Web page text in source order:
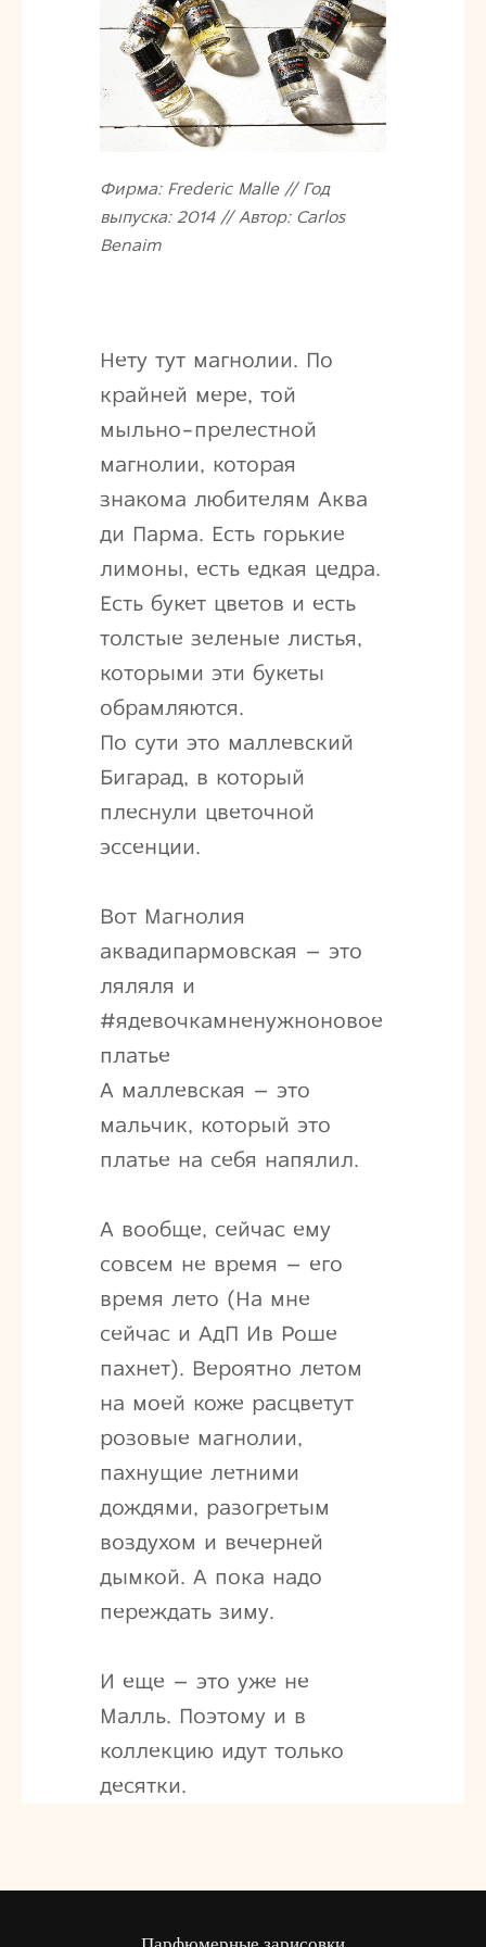
Фирма: Frederic Malle // Год
выпуска: 2014 // Автор: Carlos
Benaim
Нету тут магнолии. По
крайней мере, той
мыльно-прелестной
магнолии, которая
знакома любителям Аква
ди Парма. Есть горькие
лимоны, есть едкая цедра.
Есть букет цветов и есть
толстые зеленые листья,
которыми эти букеты
обрамляются.
По сути это маллевский
Бигарад, в который
плеснули цветочной
эссенции.
Вот Магнолия
аквадипармовская – это
ляляля и
#ядевочкамненужноновое
платье
А маллевская – это
мальчик, который это
платье на себя напялил.
А вообще, сейчас ему
совсем не время – его
время лето (На мне
сейчас и АдП Ив Роше
пахнет). Вероятно летом
на моей коже расцветут
розовые магнолии,
пахнущие летними
дождями, разогретым
воздухом и вечерней
дымкой. А пока надо
переждать зиму.
И еще – это уже не
Малль. Поэтому и в
коллекцию идут только
десятки.